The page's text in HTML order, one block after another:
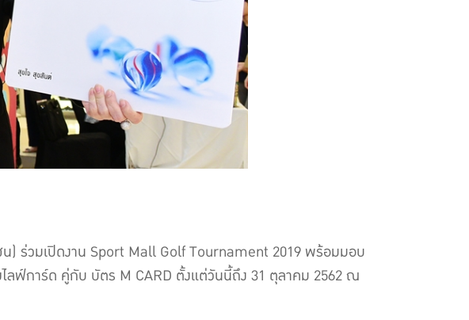
) ร่วมเปิดงาน Sport Mall Golf Tournament 2019 พร้อมมอบ
ฟ์การ์ด คู่กับ บัตร M CARD ตั้งแต่วันนี้ถึง 31 ตุลาคม 2562 ณ